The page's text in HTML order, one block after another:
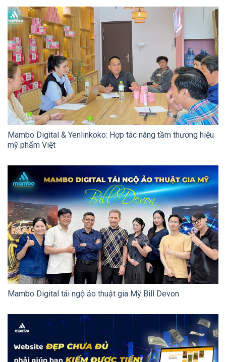
Mambo Digital & Yenlinkoko: Hợp tác nâng tầm thương hiệu
mỹ phẩm Việt
Mambo Digital tái ngộ ảo thuật gia Mỹ Bill Devon